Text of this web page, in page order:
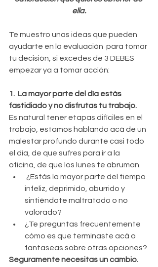
ella.
Te muestro unas ideas que pueden
ayudarte en la evaluación  para tomar
tu decisión, si excedes de 3 DEBES
empezar ya a tomar acción:
1.  La mayor parte del día estás
fastidiado y no disfrutas tu trabajo.
Es natural tener etapas difíciles en el
trabajo, estamos hablando acá de un
malestar profundo durante casi todo
el día, de que sufres para ir a la
oficina, de que los lunes te abruman.
infeliz, deprimido, aburrido y
sintiéndote maltratado o no
valorado?
¿Te preguntas frecuentemente
cómo es que terminaste acá o
fantaseas sobre otras opciones?
Seguramente necesitas un cambio.